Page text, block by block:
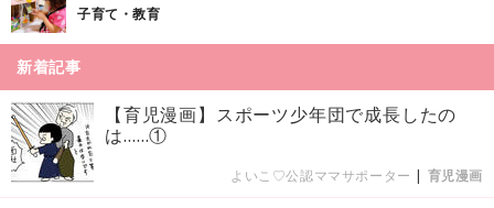
子育て・教育
新着記事
【育児漫画】スポーツ少年団で成長したの
は……①
よいこ♡公認ママサポーター | 育児漫画